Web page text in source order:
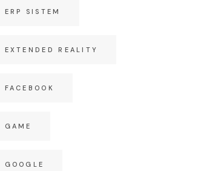
ERP SISTEM
EXTENDED REALITY
FACEBOOK
GAME
GOOGLE